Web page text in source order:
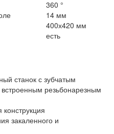
360 °
14 мм
400х420 мм
есть
станок с зубчатым
резьбонарезным
закаленного и